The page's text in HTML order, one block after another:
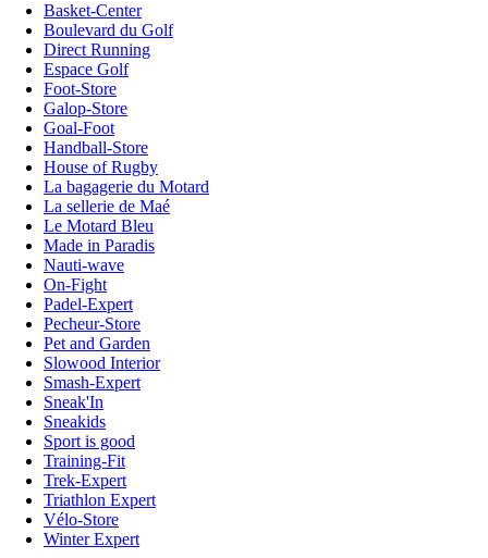
Basket-Center
Boulevard du Golf
Direct Running
Espace Golf
Foot-Store
Galop-Store
Goal-Foot
Handball-Store
House of Rugby
La bagagerie du Motard
La sellerie de Maé
Le Motard Bleu
Made in Paradis
Nauti-wave
On-Fight
Padel-Expert
Pecheur-Store
Pet and Garden
Slowood Interior
Smash-Expert
Sneak'In
Sneakids
Sport is good
Training-Fit
Trek-Expert
Triathlon Expert
Vélo-Store
Winter Expert